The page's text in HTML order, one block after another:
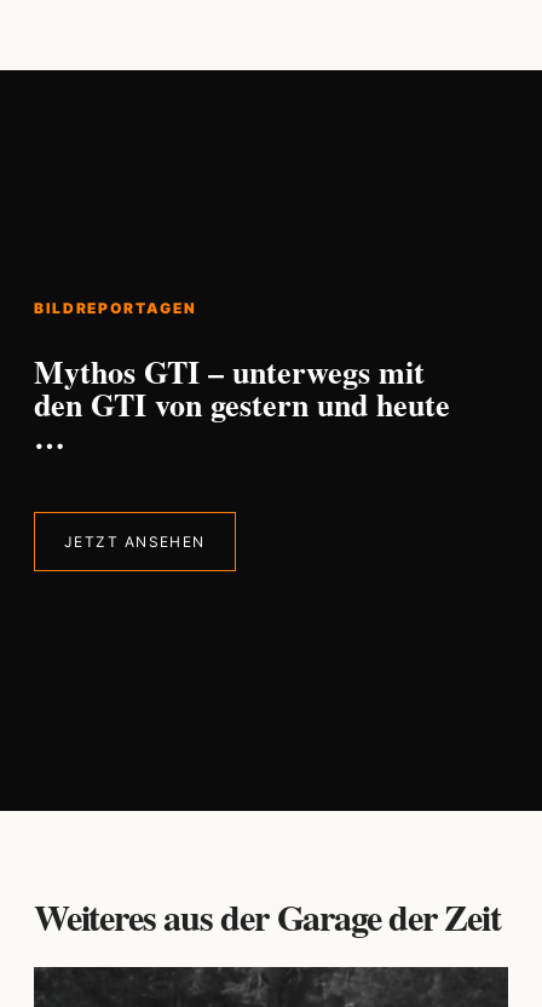
BILDREPORTAGEN
Mythos GTI – unterwegs mit
den GTI von gestern und heute
…
JETZT ANSEHEN
Weiteres aus der Garage der Zeit